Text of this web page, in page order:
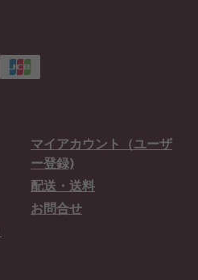
マイアカウント（ユーザ
ー登録)
配送・送料
お問合せ